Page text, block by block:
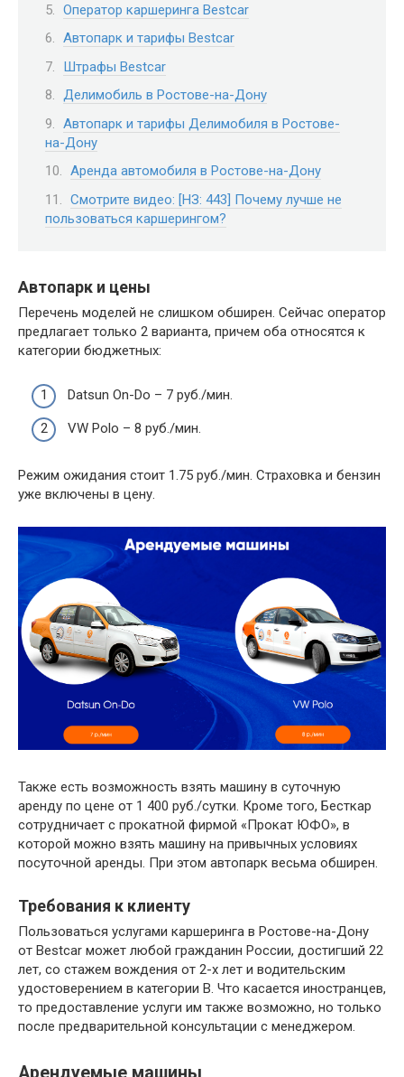
Оператор каршеринга Bestcar
Автопарк и тарифы Bestcar
Штрафы Bestcar
Делимобиль в Ростове-на-Дону
Автопарк и тарифы Делимобиля в Ростове-
на-Дону
Аренда автомобиля в Ростове-на-Дону
Смотрите видео: [НЗ: 443] Почему лучше не
пользоваться каршерингом?
Автопарк и цены
Перечень моделей не слишком обширен. Сейчас оператор
предлагает только 2 варианта, причем оба относятся к
категории бюджетных:
Datsun On-Do – 7 руб./мин.
VW Polo – 8 руб./мин.
Режим ожидания стоит 1.75 руб./мин. Страховка и бензин
уже включены в цену.
Также есть возможность взять машину в суточную
аренду по цене от 1 400 руб./сутки. Кроме того, Бесткар
сотрудничает с прокатной фирмой «Прокат ЮФО», в
которой можно взять машину на привычных условиях
посуточной аренды. При этом автопарк весьма обширен.
Требования к клиенту
Пользоваться услугами каршеринга в Ростове-на-Дону
от Bestcar может любой гражданин России, достигший 22
лет, со стажем вождения от 2-х лет и водительским
удостоверением в категории В. Что касается иностранцев,
то предоставление услуги им также возможно, но только
после предварительной консультации с менеджером.
Арендуемые машины